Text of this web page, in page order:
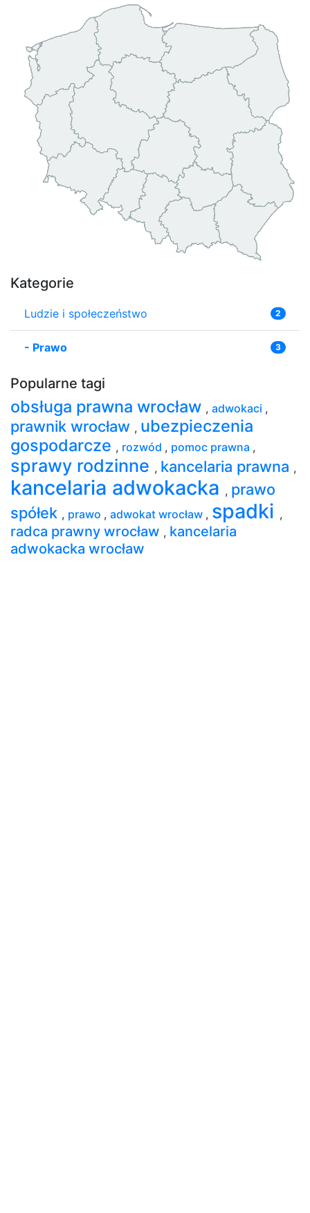
Kategorie
Ludzie i społeczeństwo 2
- Prawo 3
Popularne tagi
obsługa prawna wrocław , adwokaci ,
prawnik wrocław , ubezpieczenia
gospodarcze , rozwód , pomoc prawna ,
sprawy rodzinne , kancelaria prawna ,
kancelaria adwokacka , prawo
spółek , prawo , adwokat wrocław , spadki ,
radca prawny wrocław , kancelaria
adwokacka wrocław